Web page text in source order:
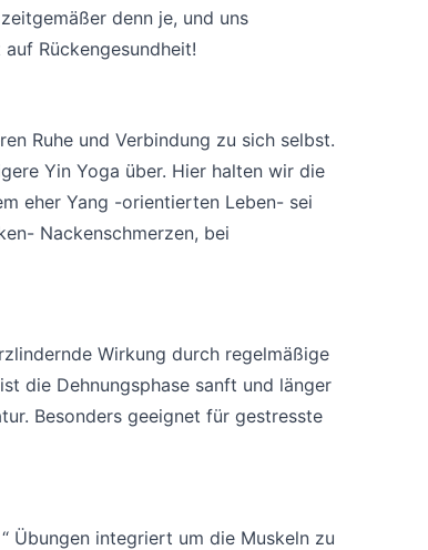
denn je, und uns
Rückengesundheit!
Ruhe und Verbindung zu sich selbst.
Yin Yoga über. Hier halten wir die
eher Yang -orientierten Leben- sei
Nackenschmerzen, bei
Wirkung durch regelmäßige
die Dehnungsphase sanft und länger
Besonders geeignet für gestresste
Übungen integriert um die Muskeln zu